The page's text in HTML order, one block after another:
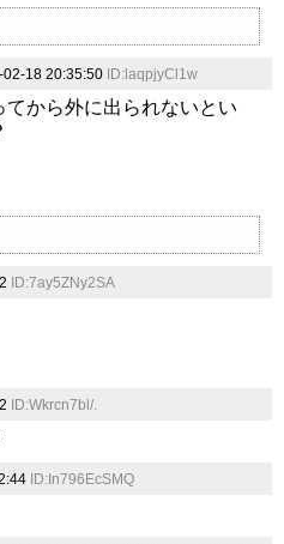
02-18 20:35:50 ID:laqpjyCl1w
から外に出られないとい
ID:7ay5ZNy2SA
ID:Wkrcn7bl/.
ID:In796EcSMQ